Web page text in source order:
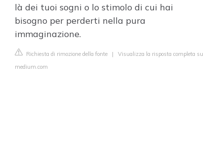
là dei tuoi sogni o lo stimolo di cui hai
bisogno per perderti nella pura
immaginazione.
Richiesta di rimozione della fonte | Visualizza la risposta completa su
medium.com